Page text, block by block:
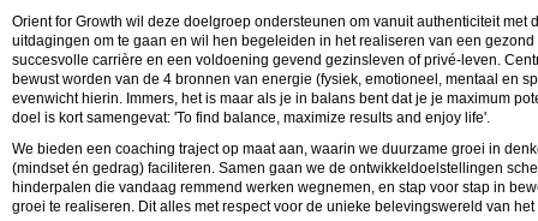
Orient for Growth wil deze doelgroep ondersteunen om vanuit authenticiteit met
uitdagingen om te gaan en wil hen begeleiden in het realiseren van een
succesvolle carrière en een voldoening gevend gezinsleven of privé-leven.
bewust worden van de 4 bronnen van energie (fysiek, emotioneel, mentaal en
evenwicht hierin. Immers, het is maar als je in balans bent dat je je maximum
doel is kort samengevat: 'To find balance, maximize results and enjoy life'.
We bieden een coaching traject op maat aan, waarin we duurzame groei in
(mindset én gedrag) faciliteren. Samen gaan we de ontwikkeldoelstellingen
hinderpalen die vandaag remmend werken wegnemen, en stap voor stap in
groei te realiseren. Dit alles met respect voor de unieke belevingswereld van